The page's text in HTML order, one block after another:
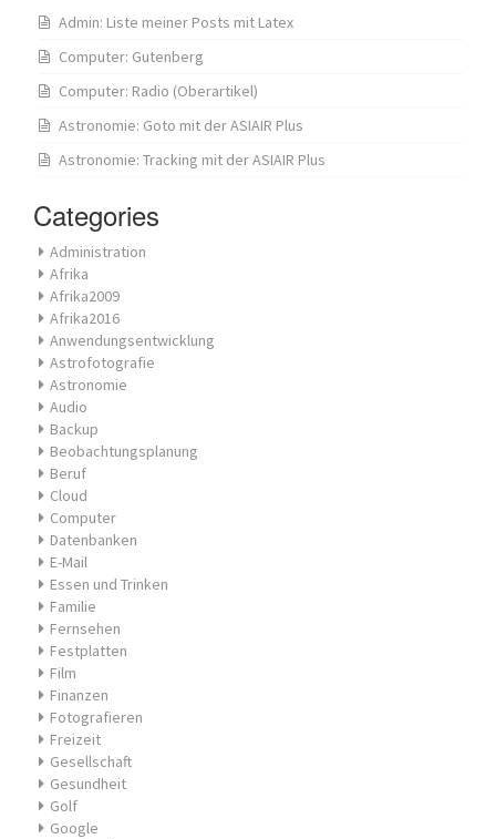
Admin: Liste meiner Posts mit Latex
Computer: Gutenberg
Computer: Radio (Oberartikel)
Astronomie: Goto mit der ASIAIR Plus
Astronomie: Tracking mit der ASIAIR Plus
Categories
Administration
Afrika
Afrika2009
Afrika2016
Anwendungsentwicklung
Astrofotografie
Astronomie
Audio
Backup
Beobachtungsplanung
Beruf
Cloud
Computer
Datenbanken
E-Mail
Essen und Trinken
Familie
Fernsehen
Festplatten
Film
Finanzen
Fotografieren
Freizeit
Gesellschaft
Gesundheit
Golf
Google